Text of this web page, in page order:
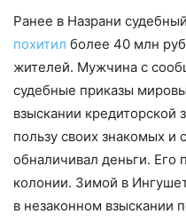
Ранее в Назрани
похитил более 40 млн
жителей. Мужчина с
судебные приказы
взыскании
пользу своих знакомых и
обналичивал деньги. Его
колонии. Зимой в
в незаконном взыскании